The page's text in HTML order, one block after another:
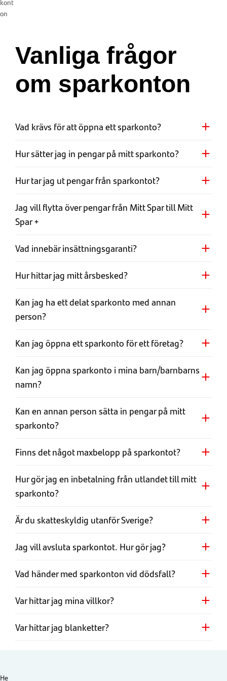
kont
on
Vanliga frågor
om sparkonton
Vad krävs för att öppna ett sparkonto?
Hur sätter jag in pengar på mitt sparkonto?
Hur tar jag ut pengar från sparkontot?
Jag vill flytta över pengar från Mitt Spar till Mitt
Spar +
Vad innebär insättningsgaranti?
Hur hittar jag mitt årsbesked?
Kan jag ha ett delat sparkonto med annan
person?
Kan jag öppna ett sparkonto för ett företag?
Kan jag öppna sparkonto i mina barn/barnbarns
namn?
Kan en annan person sätta in pengar på mitt
sparkonto?
Finns det något maxbelopp på sparkontot?
Hur gör jag en inbetalning från utlandet till mitt
sparkonto?
Är du skatteskyldig utanför Sverige?
Jag vill avsluta sparkontot. Hur gör jag?
Vad händer med sparkonton vid dödsfall?
Var hittar jag mina villkor?
Var hittar jag blanketter?
He